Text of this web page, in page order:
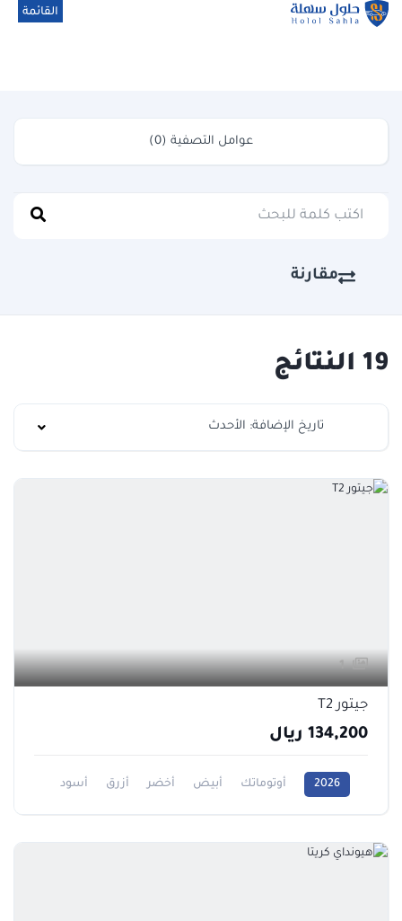
القائمة
عوامل التصفية (0)
مقارنة
19 النتائج
تاريخ الإضافة: الأحدث
1
جيتور T2
134,200 ريال
2026 أوتوماتك أبيض أخضر أزرق
أسود